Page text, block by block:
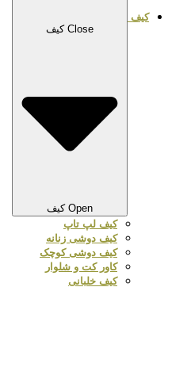
کیف
Close کیف
Open کیف
کیف لپ تاپ
کیف دوشی زنانه
کیف دوشی کوچک
کاور کت و شلوار
کیف خلبانی